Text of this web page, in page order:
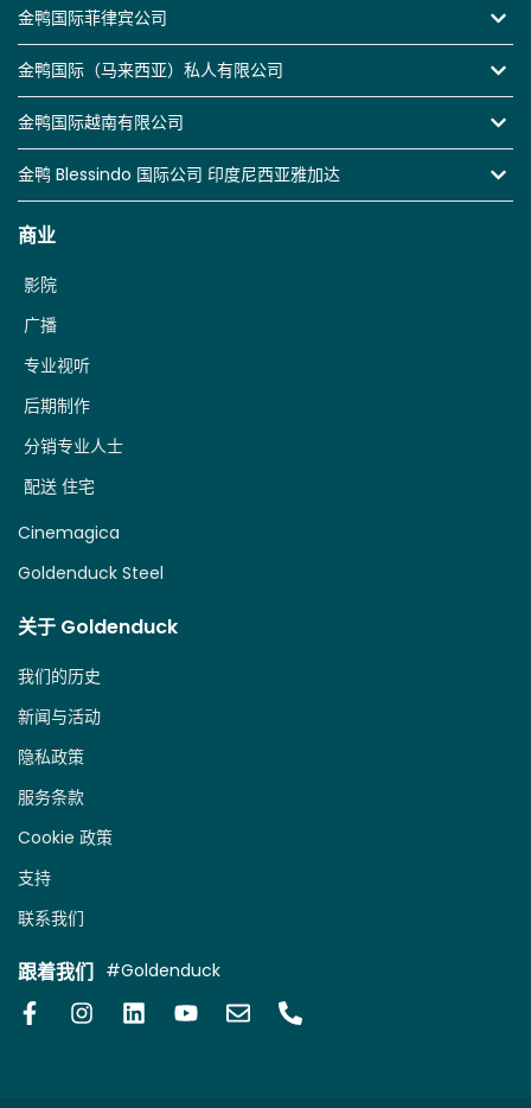
金鸭国际菲律宾公司
金鸭国际（马来西亚）私人有限公司
金鸭国际越南有限公司
金鸭 Blessindo 国际公司 印度尼西亚雅加达
商业
配送 住宅
分销专业人士
后期制作
专业视听
广播
影院
Cinemagica
Goldenduck Steel
关于 Goldenduck
我们的历史
新闻与活动
隐私政策
服务条款
Cookie 政策
支持
联系我们
跟着我们 #Goldenduck